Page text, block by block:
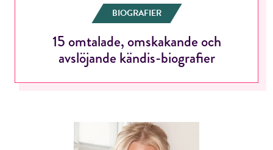
BIOGRAFIER
15 omtalade, omskakande och
avslöjande kändis-biografier